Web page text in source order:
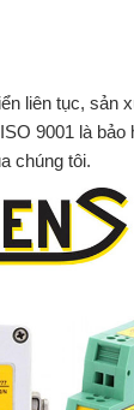
liên tục, sản
9001 là bảo
chúng tôi.